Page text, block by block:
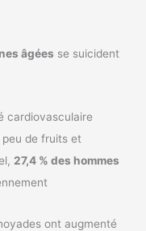
âgées se suicident
cardiovasculaire
de fruits et
27,4 % des hommes
ont augmenté